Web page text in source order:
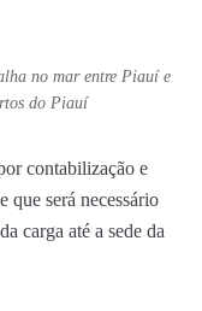
no mar entre Piauí e
do Piauí
contabilização e
será necessário
carga até a sede da